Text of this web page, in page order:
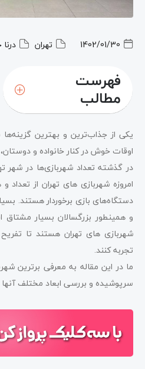
1402/01/30 تهران
فهرست
مطالب
یکی از جذاب‌ترین و بهترین گزینه‌ها
اوقات خوش در کنار خانواده و
در گذشته تعداد شهربازی‌ها در شهر
امروزه شهربازی ‌های تهران از تعداد
دستگاه‌های بازی برخوردار هستند.
و همینطور بزرگسالان بسیار مشتاق
شهربازی ‌های تهران هستند تا
تجربه کنند.
ما در این مقاله به معرفی برترین
سرپوشیده و بررسی ابعاد مختلف